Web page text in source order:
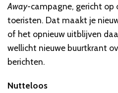
Away-campagne, gericht op
toeristen. Dat maakt je
of het opnieuw uitblijven
wellicht nieuwe buurtkrant
berichten.
Nutteloos